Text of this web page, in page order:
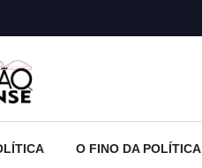
O FINO DA POLÍTICA